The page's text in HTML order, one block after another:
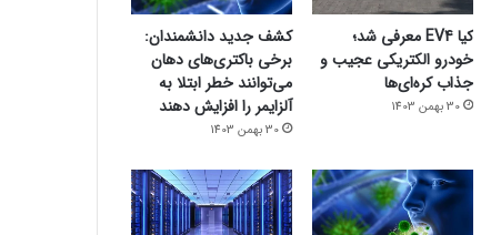
کیا EV4 معرفی شد؛
خودرو الکتریکی عجیب و
جذاب کره‌ای‌ها
30 بهمن 1403
کشف جدید دانشمندان:
برخی باکتری‌های دهان
می‌توانند خطر ابتلا به
آلزایمر را افزایش دهند
30 بهمن 1403